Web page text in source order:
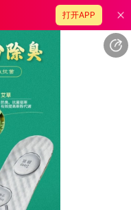
打开APP